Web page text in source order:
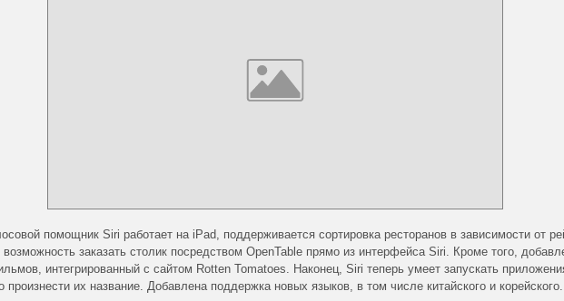
помощник Siri работает на iPad, поддерживается сортировка ресторанов в зависимости от
возможность заказать столик посредством OpenTable прямо из интерфейса Siri. Кроме того,
интегрированный с сайтом Rotten Tomatoes. Наконец, Siri теперь умеет запускать
произнести их название. Добавлена поддержка новых языков, в том числе китайского и корейского.